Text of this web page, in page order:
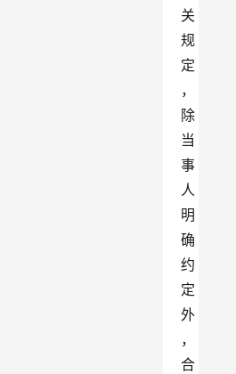
关
规
定
，
除
当
事
人
明
确
约
定
外
，
合